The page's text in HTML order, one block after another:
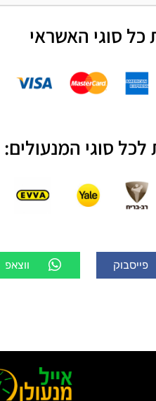
סוגי האשראי
לכל סוגי המנעולים:
פייסבוק ווצאפ